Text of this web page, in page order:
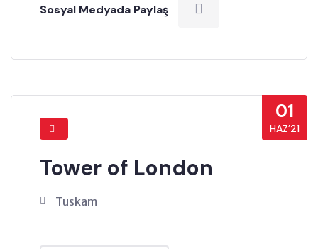
Sosyal Medyada Paylaş
01
HAZ’21
Tower of London
Tuskam